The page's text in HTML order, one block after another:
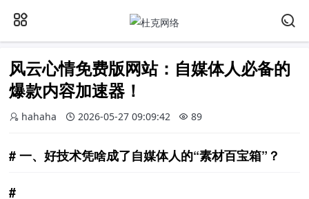
风云心情免费版网站：自媒体人必备的
爆款内容加速器！
hahaha 2026-05-27 09:09:42 89
一、好技术凭啥成了自媒体人的“素材百宝箱”？